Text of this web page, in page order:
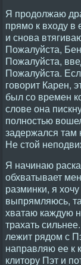
Я продолжаю
прямо к входу в
и снова
Пожалуйста,
Пожалуйста,
Пожалуйста.
говорит Карен,
был со времен
слове она
полностью
задержался там
Не стой
Я начинаю
обхватывает
разминки, я
выпрямляюсь,
хватаю каждую
трахать
лежит рядом с
направляю ее к
клитору Пэт и